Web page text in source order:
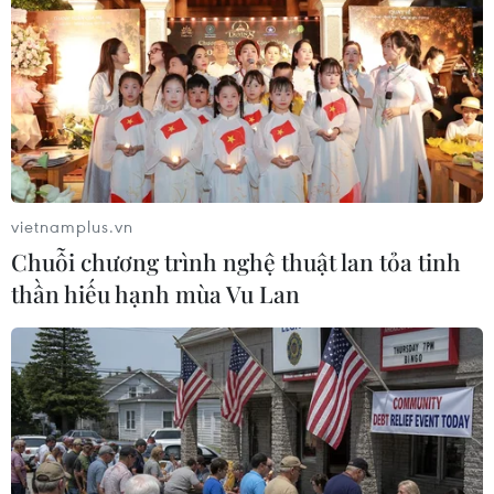
thể trên tại một con đường nông thôn gần thị trấn El
Amate, các thi thể đều có dấu hiệu bị tra tấn và trói tay
chân.
vietnamplus.vn
Chuỗi chương trình nghệ thuật lan tỏa tinh
thần hiếu hạnh mùa Vu Lan